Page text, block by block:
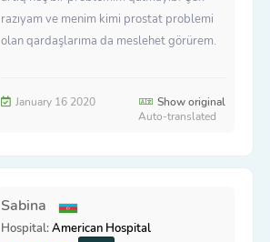
razıyam ve menim kimi prostat problemi
olan qardaşlarıma da meslehet görürem.
January 16 2020
Show original
Auto-translated
Sabina
Hospital:American Hospital